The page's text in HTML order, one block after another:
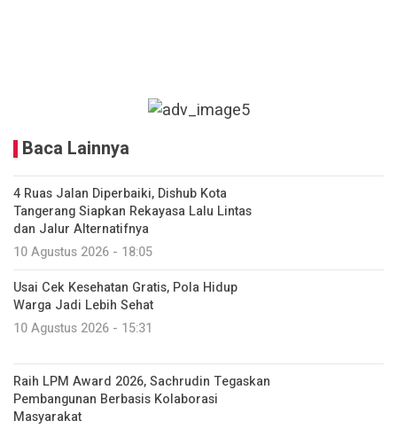
Baca Lainnya
4 Ruas Jalan Diperbaiki, Dishub Kota
Tangerang Siapkan Rekayasa Lalu Lintas
dan Jalur Alternatifnya
10 Agustus 2026 - 18:05
Usai Cek Kesehatan Gratis, Pola Hidup
Warga Jadi Lebih Sehat
10 Agustus 2026 - 15:31
Raih LPM Award 2026, Sachrudin Tegaskan
Pembangunan Berbasis Kolaborasi
Masyarakat